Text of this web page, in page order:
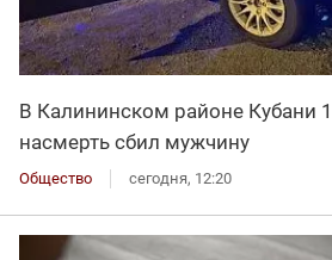
В Калининском районе Кубани
насмерть сбил мужчину
Общество сегодня, 12:20